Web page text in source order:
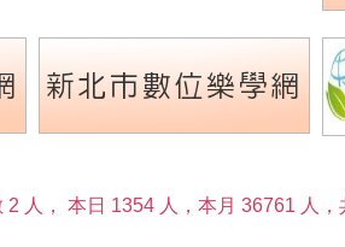
新北市數位樂學網
2 人， 本日 1354 人，本月 36761 人，